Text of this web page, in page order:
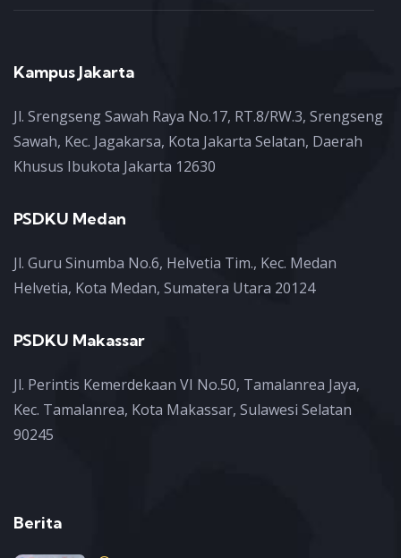
Kampus Jakarta
Jl. Srengseng Sawah Raya No.17, RT.8/RW.3, Srengseng
Sawah, Kec. Jagakarsa, Kota Jakarta Selatan, Daerah
Khusus Ibukota Jakarta 12630
PSDKU Medan
Jl. Guru Sinumba No.6, Helvetia Tim., Kec. Medan
Helvetia, Kota Medan, Sumatera Utara 20124
PSDKU Makassar
Jl. Perintis Kemerdekaan VI No.50, Tamalanrea Jaya,
Kec. Tamalanrea, Kota Makassar, Sulawesi Selatan
90245
Berita